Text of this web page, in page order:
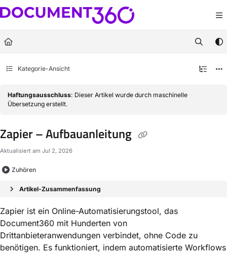
Documentation Index
Fetch the complete documentation index at:https://docs.document360.com/
Use this file to discover all available pages before exploring further.
Kategorie-Ansicht
Haftungsausschluss: Dieser Artikel wurde durch maschinelle
Übersetzung erstellt.
Zapier – Aufbauanleitung
Aktualisiert am Jul 2, 2026
Zuhören
Artikel-Zusammenfassung
Zapier ist ein Online-Automatisierungstool, das
Document360 mit Hunderten von
Drittanbieteranwendungen verbindet, ohne Code zu
benötigen. Es funktioniert, indem automatisierte Workflows